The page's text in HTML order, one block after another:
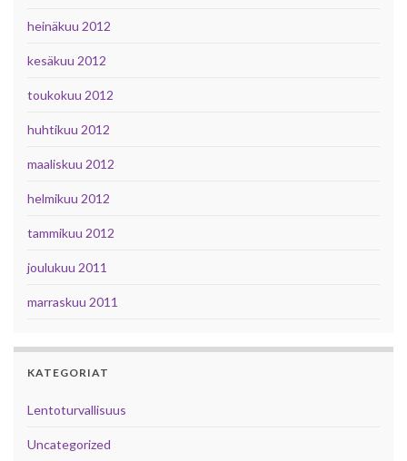
heinäkuu 2012
kesäkuu 2012
toukokuu 2012
huhtikuu 2012
maaliskuu 2012
helmikuu 2012
tammikuu 2012
joulukuu 2011
marraskuu 2011
KATEGORIAT
Lentoturvallisuus
Uncategorized